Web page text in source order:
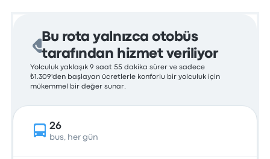
Bu rota yalnızca otobüs
tarafından hizmet veriliyor
Yolculuk yaklaşık 9 saat 55 dakika sürer ve sadece
₺1.309'den başlayan ücretlerle konforlu bir yolculuk için
mükemmel bir değer sunar.
26
bus, her gün